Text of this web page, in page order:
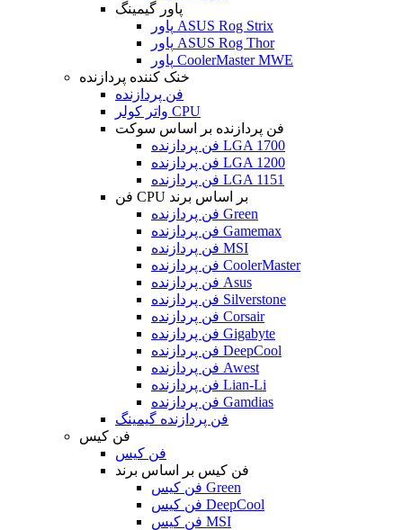
پاور گیمینگ
پاور ASUS Rog Strix
پاور ASUS Rog Thor
پاور CoolerMaster MWE
خنک کننده پردازنده
فن پردازنده
واتر کولر CPU
فن پردازنده بر اساس سوکت
فن پردازنده LGA 1700
فن پردازنده LGA 1200
فن پردازنده LGA 1151
فن CPU بر اساس برند
فن پردازنده Green
فن پردازنده Gamemax
فن پردازنده MSI
فن پردازنده CoolerMaster
فن پردازنده Asus
فن پردازنده Silverstone
فن پردازنده Corsair
فن پردازنده Gigabyte
فن پردازنده DeepCool
فن پردازنده Awest
فن پردازنده Lian-Li
فن پردازنده Gamdias
فن پردازنده گیمینگ
فن کیس
فن کیس
فن کیس بر اساس برند
فن کیس Green
فن کیس DeepCool
فن کیس MSI